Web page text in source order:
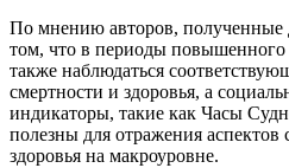
По мнению авторов, полученные
том, что в периоды повышенного
также наблюдаться
смертности и здоровья, а
индикаторы, такие как Часы
полезны для отражения
здоровья на макроуровне.